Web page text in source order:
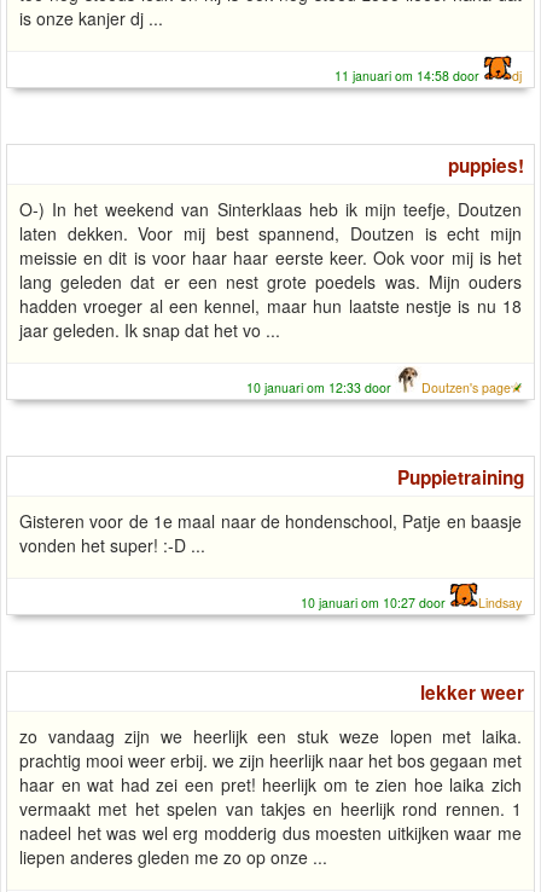
is onze kanjer dj ...
11 januari om 14:58 door dj
puppies!
O-) In het weekend van Sinterklaas heb ik mijn teefje, Doutzen
laten dekken. Voor mij best spannend, Doutzen is echt mijn
meissie en dit is voor haar haar eerste keer. Ook voor mij is het
lang geleden dat er een nest grote poedels was. Mijn ouders
hadden vroeger al een kennel, maar hun laatste nestje is nu 18
jaar geleden. Ik snap dat het vo ...
10 januari om 12:33 door Doutzen's page
Puppietraining
Gisteren voor de 1e maal naar de hondenschool, Patje en baasje
vonden het super! :-D ...
10 januari om 10:27 door Lindsay
lekker weer
zo vandaag zijn we heerlijk een stuk weze lopen met laika.
prachtig mooi weer erbij. we zijn heerlijk naar het bos gegaan met
haar en wat had zei een pret! heerlijk om te zien hoe laika zich
vermaakt met het spelen van takjes en heerlijk rond rennen. 1
nadeel het was wel erg modderig dus moesten uitkijken waar me
liepen anderes gleden me zo op onze ...